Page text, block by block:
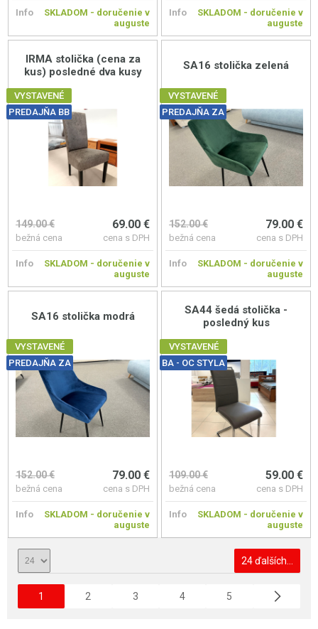
Info
SKLADOM - doručenie v
auguste
Info
SKLADOM - doručenie v
auguste
IRMA stolička (cena za
kus) posledné dva kusy
VYSTAVENÉ
PREDAJŇA BB
149.00 €
bežná cena
69.00 €
cena s DPH
Info
SKLADOM - doručenie v
auguste
SA16 stolička zelená
VYSTAVENÉ
PREDAJŇA ZA
152.00 €
bežná cena
79.00 €
cena s DPH
Info
SKLADOM - doručenie v
auguste
SA16 stolička modrá
VYSTAVENÉ
PREDAJŇA ZA
152.00 €
bežná cena
79.00 €
cena s DPH
Info
SKLADOM - doručenie v
auguste
SA44 šedá stolička -
posledný kus
VYSTAVENÉ
BA - OC STYLA
109.00 €
bežná cena
59.00 €
cena s DPH
Info
SKLADOM - doručenie v
auguste
24 ďalších...
1 2 3 4 5